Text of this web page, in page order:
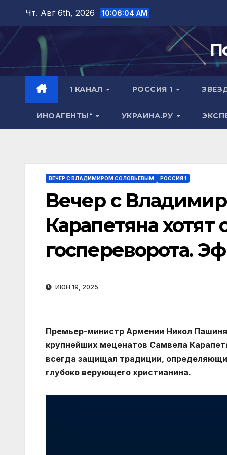
Перейти
содержимому
Чт. Авг 6th, 2026 10:06:05 AM
1 КАНАЛ РОССИЯ 1
ИНОАГЕНТЫ* УКРАИНА.РУ
ВЕЧЕР С ВЛАДИМИРОМ СОЛОВЬЕВЫМ РОССИЯ 1
Вечер с
Карапетяна
госпереворота.
ИЮН 19, 2025
Премьер-министр Армении Никол
крупнейших меценатов Самвела
всегда защищал традиции,
глубоко верующего христианина.